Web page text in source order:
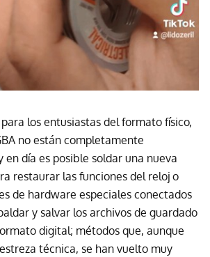
los entusiastas del formato físico,
no están completamente
en día es posible soldar una nueva
restaurar las funciones del reloj o
de hardware especiales conectados
y salvar los archivos de guardado
digital; métodos que, aunque
técnica, se han vuelto muy